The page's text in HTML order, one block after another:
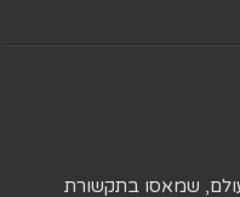
שמאסו בתקשורת